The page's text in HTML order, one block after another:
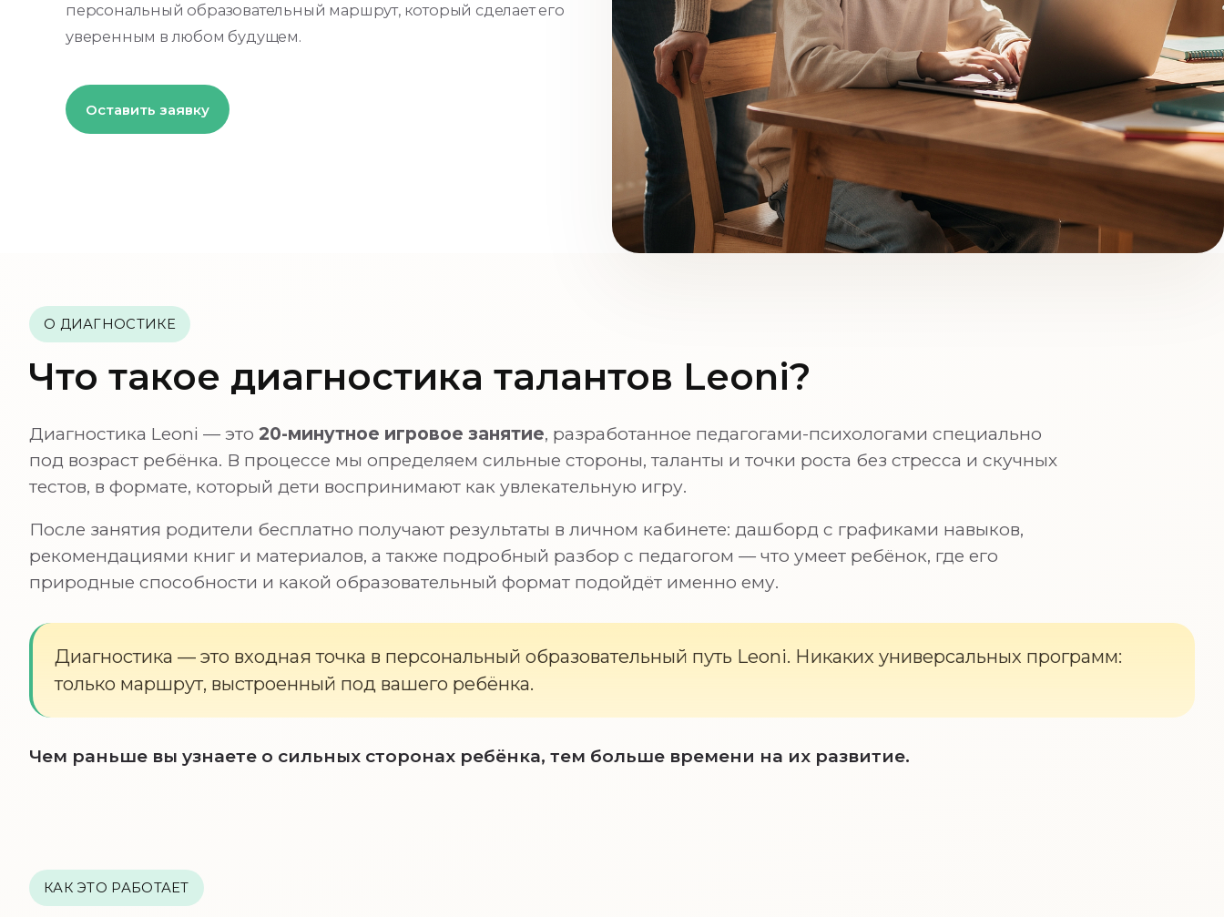
персональный образовательный маршрут, который сделает его
уверенным в любом будущем.
Оставить заявку
О ДИАГНОСТИКЕ
Что такое диагностика талантов Leoni?
Диагностика Leoni — это 20-минутное игровое занятие, разработанное педагогами-психологами специально
под возраст ребёнка. В процессе мы определяем сильные стороны, таланты и точки роста без стресса и скучных
тестов, в формате, который дети воспринимают как увлекательную игру.
После занятия родители бесплатно получают результаты в личном кабинете: дашборд с графиками навыков,
рекомендациями книг и материалов, а также подробный разбор с педагогом — что умеет ребёнок, где его
природные способности и какой образовательный формат подойдёт именно ему.
Диагностика — это входная точка в персональный образовательный путь Leoni. Никаких универсальных программ:
только маршрут, выстроенный под вашего ребёнка.
Чем раньше вы узнаете о сильных сторонах ребёнка, тем больше времени на их развитие.
КАК ЭТО РАБОТАЕТ